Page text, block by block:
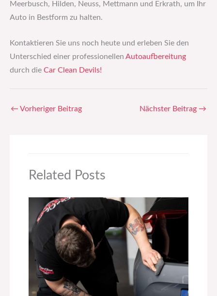
Meerbusch, Hilden, Neuss, Mettmann und Erkrath, um Ihr
Auto in Bestform zu halten.
Kontaktieren Sie uns noch heute und erleben Sie den
Unterschied einer professionellen Autoaufbereitung
durch die Car Clean Devils!
← Vorheriger Beitrag Nächster Beitrag →
Related Posts